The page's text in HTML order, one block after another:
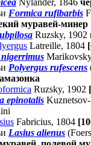
Formica rufibarbis
муравей-минер
Ruzsky, 1902
Latreille, 1804
Polyergus rufescens
Ruzsky, 1902
epinotalis
Fabricius, 1804
Lasius alienus